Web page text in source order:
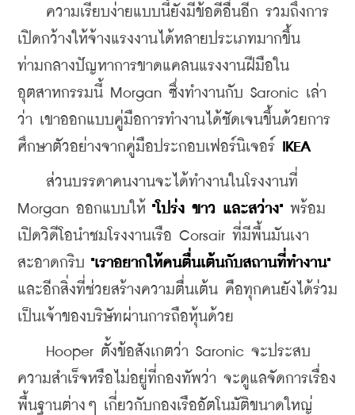
ความเรียบง่ายแบบนี้ยังมีข้อดีอื่นอีก รวมถึงการ
เปิดกว้างให้จ้างแรงงานได้หลายประเภทมากขึ้น
ท่ามกลางปัญหาการขาดแคลนแรงงานฝีมือใน
อุตสาหกรรมนี้ Morgan ซึ่งทำงานกับ Saronic เล่า
ว่า เขาออกแบบคู่มือการทำงานได้ชัดเจนขึ้นด้วยการ
ศึกษาตัวอย่างจากคู่มือประกอบเฟอร์นิเจอร์ IKEA
ส่วนบรรดาคนงานจะได้ทำงานในโรงงานที่
Morgan ออกแบบให้ "โปร่ง ขาว และสว่าง" พร้อม
เปิดวิดีโอนำชมโรงงานเรือ Corsair ที่มีพื้นมันเงา
สะอาดกริบ "เราอยากให้คนตื่นเต้นกับสถานที่ทำงาน"
และอีกสิ่งที่ช่วยสร้างความตื่นเต้น คือทุกคนยังได้ร่วม
เป็นเจ้าของบริษัทผ่านการถือหุ้นด้วย
Hooper ตั้งข้อสังเกตว่า Saronic จะประสบ
ความสำเร็จหรือไม่อยู่ที่กองทัพว่า จะดูแลจัดการเรื่อง
พื้นฐานต่างๆ เกี่ยวกับกองเรืออัตโนมัติขนาดใหญ่